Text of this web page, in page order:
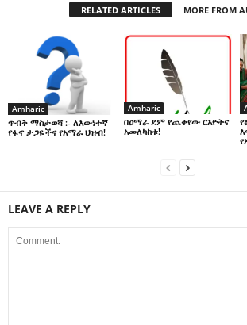
RELATED ARTICLES MORE FROM
Amharic
ጥብቅ ማስታወሻ :- ለእውነተኛ
የፋኖ ታጋዬችና የአማራ ህዝብ!
Amharic
በዐማራ ደም የጨቀየው ርእዮትና
አመለካከቱ!
LEAVE A REPLY